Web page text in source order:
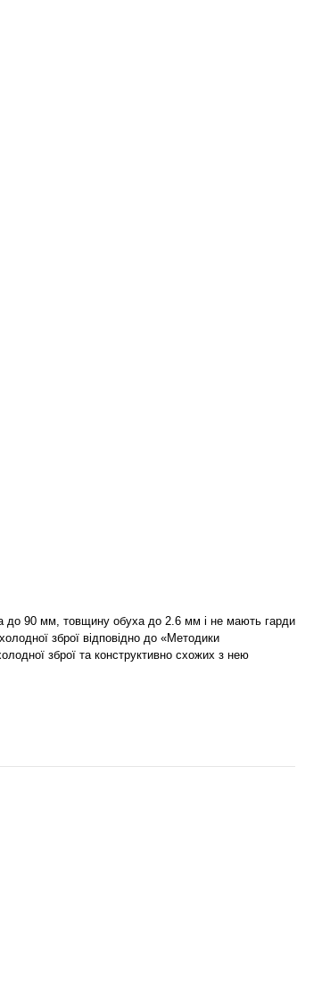
до 90 мм, товщину обуха до 2.6 мм і не мають гарди
зброї відповідно до «Методики
зброї та конструктивно схожих з нею